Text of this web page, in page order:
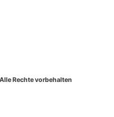
Rechte vorbehalten